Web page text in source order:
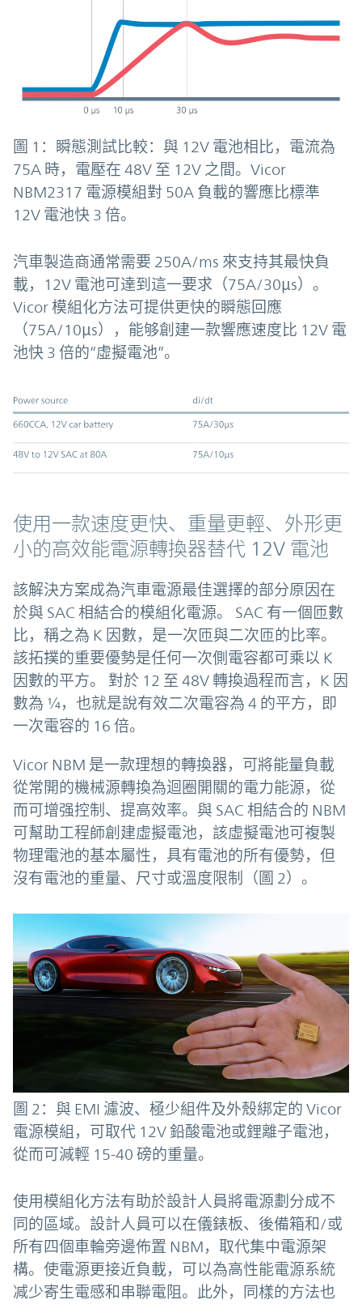
圖 1：瞬態測試比較：與 12V 電池相比，電流為
75A 時，電壓在 48V 至 12V 之間。Vicor
NBM2317 電源模組對 50A 負載的響應比標準
12V 電池快 3 倍。
汽車製造商通常需要 250A/ms 來支持其最快負
載，12V 電池可達到這一要求（75A/30μs）。
Vicor 模組化方法可提供更快的瞬態回應
（75A/10μs），能够創建一款響應速度比 12V 電
池快 3 倍的“虛擬電池”。
使用一款速度更快、重量更輕、外形更
小的高效能電源轉換器替代 12V 電池
該解決方案成為汽車電源最佳選擇的部分原因在
於與 SAC 相結合的模組化電源。 SAC 有一個匝數
比，稱之為 K 因數，是一次匝與二次匝的比率。
該拓撲的重要優勢是任何一次側電容都可乘以 K
因數的平方。 對於 12 至 48V 轉換過程而言，K 因
數為 ¼，也就是說有效二次電容為 4 的平方，即
一次電容的 16 倍。
Vicor NBM 是一款理想的轉換器，可將能量負載
從常開的機械源轉換為迴圈開關的電力能源，從
而可增强控制、提高效率。與 SAC 相結合的 NBM
可幫助工程師創建虛擬電池，該虛擬電池可複製
物理電池的基本屬性，具有電池的所有優勢，但
沒有電池的重量、尺寸或溫度限制（圖 2）。
圖 2：與 EMI 濾波、極少組件及外殼綁定的 Vicor
電源模組，可取代 12V 鉛酸電池或鋰離子電池，
從而可減輕 15-40 磅的重量。
使用模組化方法有助於設計人員將電源劃分成不
同的區域。設計人員可以在儀錶板、後備箱和/或
所有四個車輪旁邊佈置 NBM，取代集中電源架
構。使電源更接近負載，可以為高性能電源系統
减少寄生電感和串聯電阻。此外，同樣的方法也